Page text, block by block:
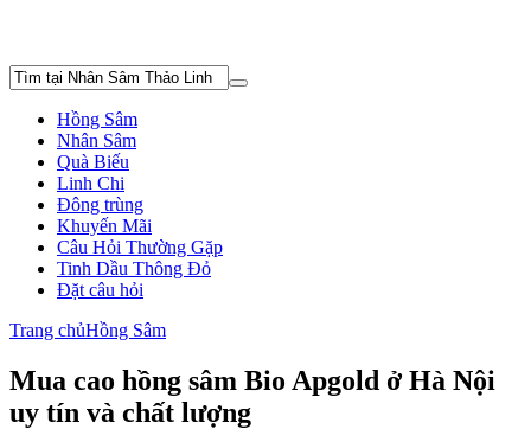
Hồng Sâm
Nhân Sâm
Quà Biếu
Linh Chi
Đông trùng
Khuyến Mãi
Câu Hỏi Thường Gặp
Tinh Dầu Thông Đỏ
Đặt câu hỏi
Trang chủHồng Sâm
Mua cao hồng sâm Bio Apgold ở Hà Nội
uy tín và chất lượng